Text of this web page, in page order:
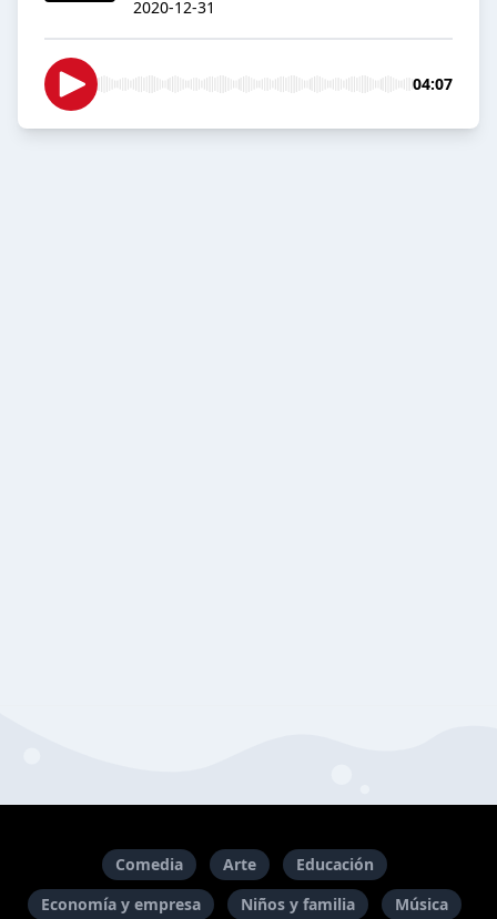
2020-12-31
04:07
Comedia Arte
Educación
Economía y empresa
Niños y familia Música